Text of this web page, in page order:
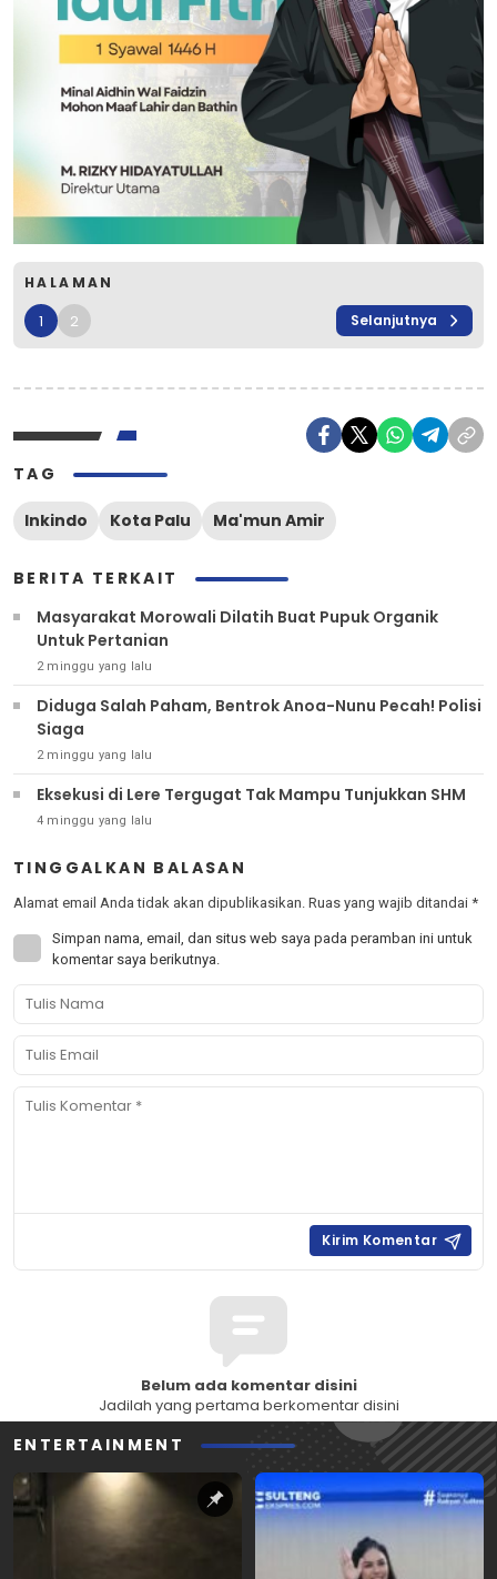
HALAMAN
1 2 Selanjutnya
TAG
Inkindo Kota Palu Ma'mun Amir
BERITA TERKAIT
Masyarakat Morowali Dilatih Buat Pupuk Organik
Untuk Pertanian
2 minggu yang lalu
Diduga Salah Paham, Bentrok Anoa-Nunu Pecah! Polisi
Siaga
2 minggu yang lalu
Eksekusi di Lere Tergugat Tak Mampu Tunjukkan SHM
4 minggu yang lalu
TINGGALKAN BALASAN
Alamat email Anda tidak akan dipublikasikan. Ruas yang wajib ditandai *
Simpan nama, email, dan situs web saya pada peramban ini untuk
komentar saya berikutnya.
Belum ada komentar disini
Jadilah yang pertama berkomentar disini
ENTERTAINMENT